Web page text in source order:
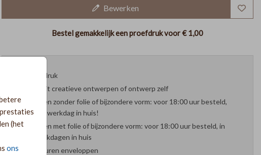
(het
ons
Bewerken
Bestel gemakkelijk een proefdruk voor€ 1,00
Proefdruk
Kies uit creatieve ontwerpen of ontwerp zelf
Kaarten zonder folie of bijzondere vorm: voor 18:00 uur besteld,
volgende werkdag in huis!
Kaarten met folie of bijzondere vorm: voor 18:00 uur besteld, in
twee werkdagen in huis
29 kleuren enveloppen